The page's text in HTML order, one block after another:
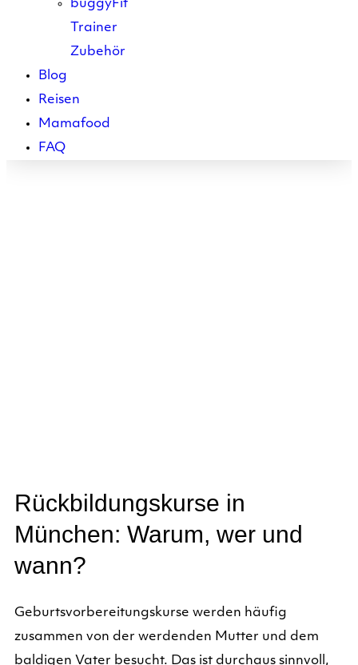
buggyFit
Trainer
Zubehör
Blog
Reisen
Mamafood
FAQ
Rückbildungskurse in
München: Warum, wer und
wann?
Geburtsvorbereitungskurse werden häufig
zusammen von der werdenden Mutter und dem
baldigen Vater besucht. Das ist durchaus sinnvoll,